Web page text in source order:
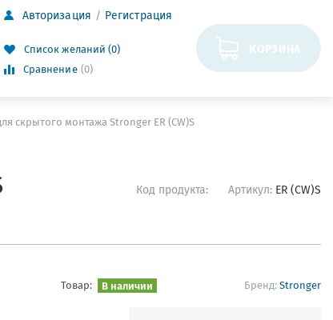
Авторизация Регистрация
Список желаний (0)
Сравнение (0)
КОРЗИНА
скрытого монтажа Stronger ER (CW)S
Код продукта: Артикул: ER (CW)S
Товар: В наличии Бренд:Stronger